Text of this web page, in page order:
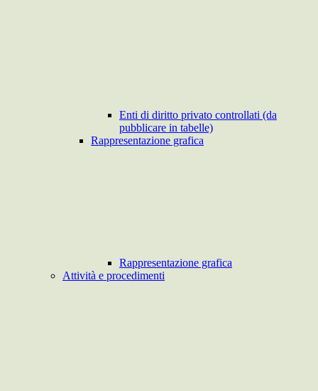
Enti di diritto privato controllati (da
pubblicare in tabelle)
Rappresentazione grafica
Rappresentazione grafica
Attività e procedimenti